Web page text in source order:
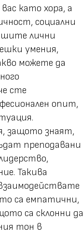
като хора, а
социални
лични
умения,
можете да
сте
опит,
защото знаят,
преподавани
Такива
са емпатични,
са склонни да
тон в